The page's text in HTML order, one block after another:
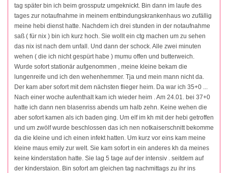
tag später bin ich beim grossputz umgeknickt. Bin dann im laufe des
tages zur notaufnahme in meinem entbindungskrankenhaus wo zufällig
meine hebi dienst hatte. Nachdem ich drei stunden in der notaufnahme
saß ( für nix ) bin ich kurz hoch. Sie wollt ein ctg machen um zu sehen
das nix ist nach dem unfall. Und dann der schock. Alle zwei minuten
wehen ( die ich nicht gespürt habe ) mumu offen und butterweich.
Wurde sofort stationär aufgenommen , meine kleine bekam die
lungenreife und ich den wehenhemmer. Tja und mein mann nicht da.
Der kam aber sofort mit dem nächsten flieger heim. Da war ich 35+0 ...
Nach einer woche aufenthalt kam ich wieder heim . Am 24.01. bei 37+0
hatte ich dann nen blasenriss abends um halb zehn. Keine wehen die
aber sofort kamen als ich baden ging. Um elf im kh mit der hebi getroffen
und um zwölf wurde beschlossen das ich nen notkaiserschnitt bekomme
da die kleine und ich einen infekt hatten. Um kurz vor eins kam meine
kleine maus emily zur welt. Sie kam sofort in ein anderes kh da meines
keine kinderstation hatte. Sie lag 5 tage auf der intensiv . seitdem auf
der kinderstaion. Bin sofort am gleichen tag nachmittags zu ihr ins